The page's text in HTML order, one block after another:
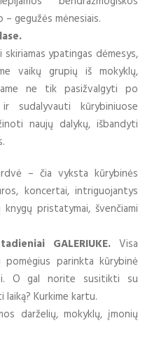
gegužės mėnesiais.
ypatingas dėmesys,
vaikų grupių iš mokyklų,
ne tik pasižvalgyti po
sudalyvauti kūrybiniuose
naujų dalykų, išbandyti
– čia vyksta kūrybinės
koncertai, intriguojantys
knygų pristatymai, švenčiami
GALERIUKE. Visa
parinkta kūrybinė
O gal norite susitikti su
Kurkime kartu.
darželių, mokyklų, įmonių